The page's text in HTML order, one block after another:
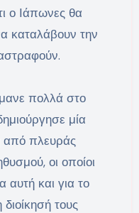
ο Ιάπωνες θα
καταλάβουν την
πολλά στο
μία
από πλευράς
οι οποίοι
αυτή και για το
τους